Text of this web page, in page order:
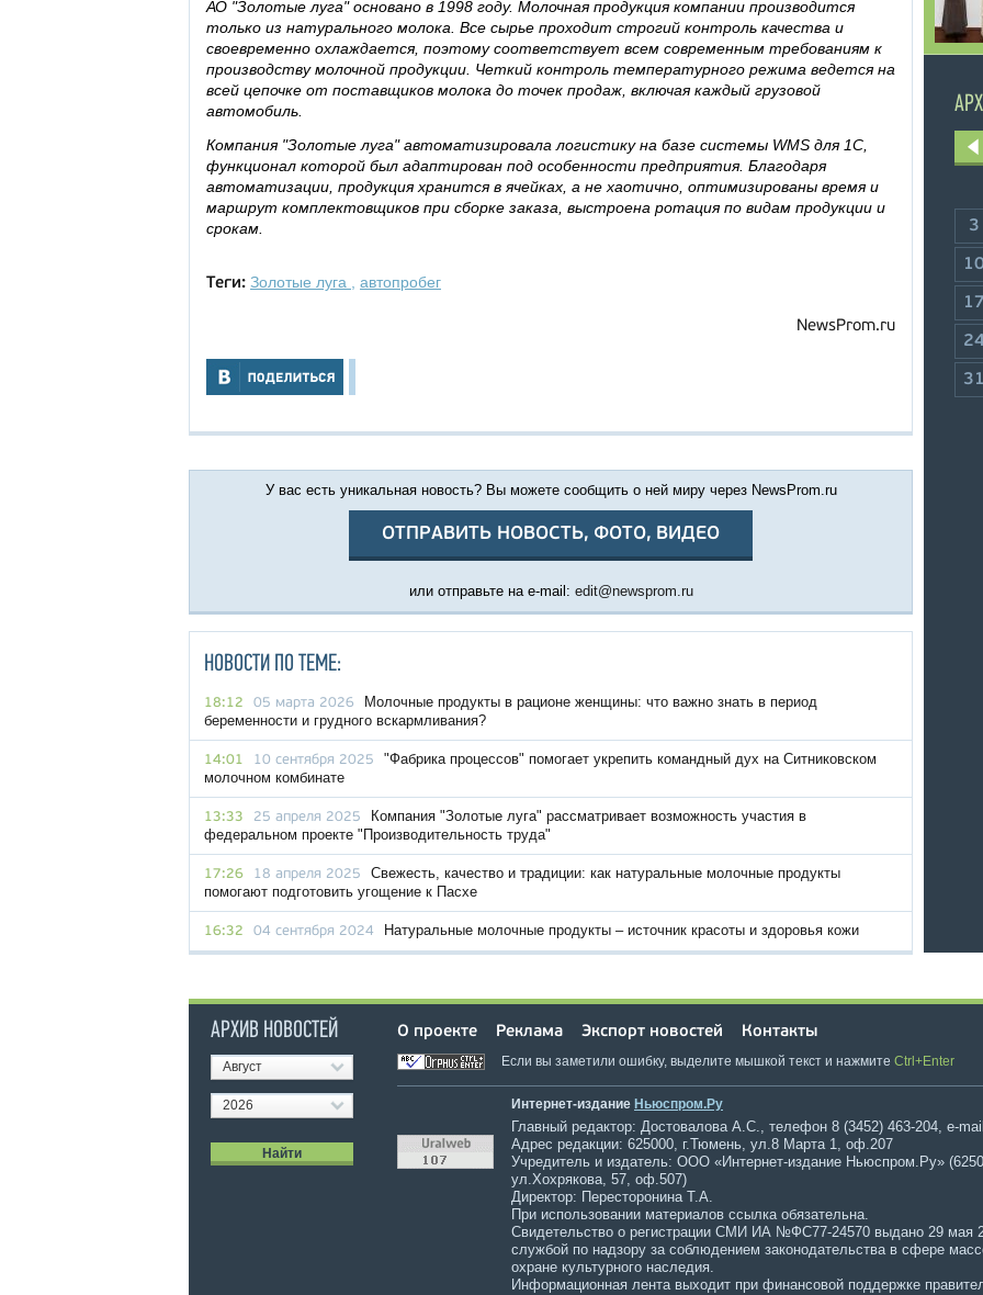
АО "Золотые луга" основано в 1998 году. Молочная продукция компании производится
только из натурального молока. Все сырье проходит строгий контроль качества и
своевременно охлаждается, поэтому соответствует всем современным требованиям к
производству молочной продукции. Четкий контроль температурного режима ведется на
всей цепочке от поставщиков молока до точек продаж, включая каждый грузовой
автомобиль.
Компания "Золотые луга" автоматизировала логистику на базе системы WMS для 1С,
функционал которой был адаптирован под особенности предприятия. Благодаря
автоматизации, продукция хранится в ячейках, а не хаотично, оптимизированы время и
маршрут комплектовщиков при сборке заказа, выстроена ротация по видам продукции и
срокам.
Теги: Золотые луга автопробег
NewsProm.ru
У вас есть уникальная новость? Вы можете сообщить о ней миру через NewsProm.ru
ОТПРАВИТЬ НОВОСТЬ, ФОТО, ВИДЕО
или отправьте на e-mail: edit@newsprom.ru
НОВОСТИ ПО ТЕМЕ:
18:12 05 марта 2026
Молочные продукты в рационе женщины: что важно знать в период
беременности и грудного вскармливания?
14:01 10 сентября 2025
"Фабрика процессов" помогает укрепить командный дух на Ситниковском
молочном комбинате
13:33 25 апреля 2025
Компания "Золотые луга" рассматривает возможность участия в
федеральном проекте "Производительность труда"
17:26 18 апреля 2025
Свежесть, качество и традиции: как натуральные молочные продукты
помогают подготовить угощение к Пасхе
16:32 04 сентября 2024 Натуральные молочные продукты – источник красоты и здоровья кожи
3
17
31
АРХИВ НОВОСТЕЙ
Август
2026
О проекте Реклама Экспорт новостей Контакты
Если вы заметили ошибку, выделите мышкой текст и нажмите Ctrl+Enter
Интернет-издание Ньюспром.Ру
Главный редактор: Достовалова А.С., телефон 8 (3452) 463-204, e-
Адрес редакции: 625000, г.Тюмень, ул.8 Марта 1, оф.207
Учредитель и издатель: ООО «Интернет-издание Ньюспром.Ру»
ул.Хохрякова, 57, оф.507)
Директор: Пересторонина Т.А.
При использовании материалов ссылка обязательна.
Свидетельство о регистрации СМИ ИА №ФС77-24570 выдано 29 мая
службой по надзору за соблюдением законодательства в сфере
охране культурного наследия.
Информационная лента выходит при финансовой поддержке